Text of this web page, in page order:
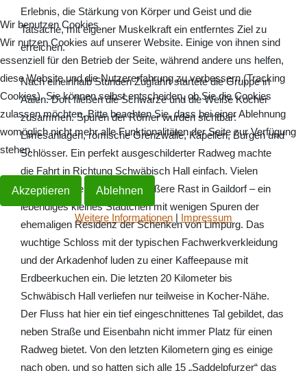
Erlebnis, die Stärkung von Körper und Geist und die
Tatsache, mit eigener Muskelkraft ein entferntes Ziel zu
erreichen.
Nach eineinhalb Stunden Zugfahrt startete die Gruppe in
Aalen. Dort fließen die Schwarze und die Weiße Kocher
zusammen. Spuren der Römer wurden sichtbar:
Limesanlagen, römische Grenzwälle, Kapellen, Burgen und
Schlösser. Ein perfekt ausgeschilderter Radweg machte
die Fahrt in Richtung Schwäbisch Hall einfach. Vielen
kleinen Pausen folgte eine größere Rast in Gaildorf – ein
lebendiges kleines Städtchen mit wenigen Spuren der
ehemaligen Residenz der Schenken von Limpurg. Das
wuchtige Schloss mit der typischen Fachwerkverkleidung
und der Arkadenhof luden zu einer Kaffeepause mit
Erdbeerkuchen ein. Die letzten 20 Kilometer bis
Schwäbisch Hall verliefen nur teilweise in Kocher-Nähe.
Der Fluss hat hier ein tief eingeschnittenes Tal gebildet, das
neben Straße und Eisenbahn nicht immer Platz für einen
Radweg bietet. Von den letzten Kilometern ging es einige
nach oben, und so hatten sich alle 15 „Saddelpfurzer“ das
Wir benutzen Cookies
Wir nutzen Cookies auf unserer Website. Einige von ihnen sind
essenziell für den Betrieb der Seite, während andere uns helfen,
diese Website und die Nutzererfahrung zu verbessern (Tracking
Cookies). Sie können selbst entscheiden, ob Sie die Cookies
zulassen möchten. Bitte beachten Sie, dass bei einer Ablehnung
womöglich nicht mehr alle Funktionalitäten der Seite zur Verfügung
stehen.
Akzeptieren Ablehnen
Weitere Informationen | Impressum